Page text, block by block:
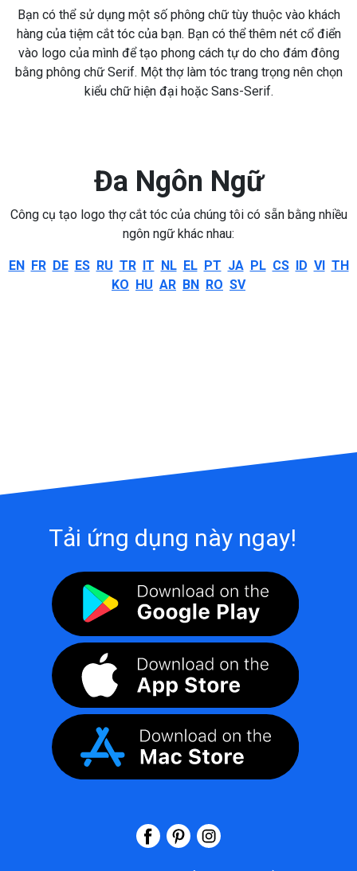
Bạn có thể sử dụng một số phông chữ tùy thuộc vào khách
hàng của tiệm cắt tóc của bạn. Bạn có thể thêm nét cổ điển
vào logo của mình để tạo phong cách tự do cho đám đông
bằng phông chữ Serif. Một thợ làm tóc trang trọng nên chọn
kiểu chữ hiện đại hoặc Sans-Serif.
Đa Ngôn Ngữ
Công cụ tạo logo thợ cắt tóc của chúng tôi có sẵn bằng nhiều
ngôn ngữ khác nhau:
EN FR DE ES RU TR IT NL EL PT JA PL CS ID VI TH
KO HU AR BN RO SV
Tải ứng dụng này ngay!